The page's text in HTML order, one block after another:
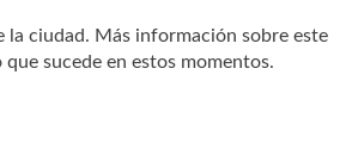
la ciudad. Más información sobre este
sucede en estos momentos.